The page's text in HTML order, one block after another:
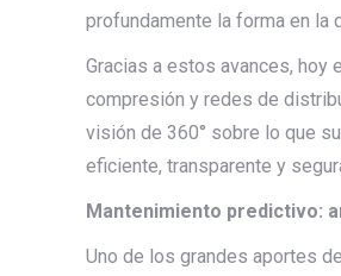
profundamente la forma en la
Gracias a estos avances,
compresión y redes de
visión de 360° sobre lo que
eficiente, transparente y
Mantenimiento predictivo:
Uno de los grandes aportes